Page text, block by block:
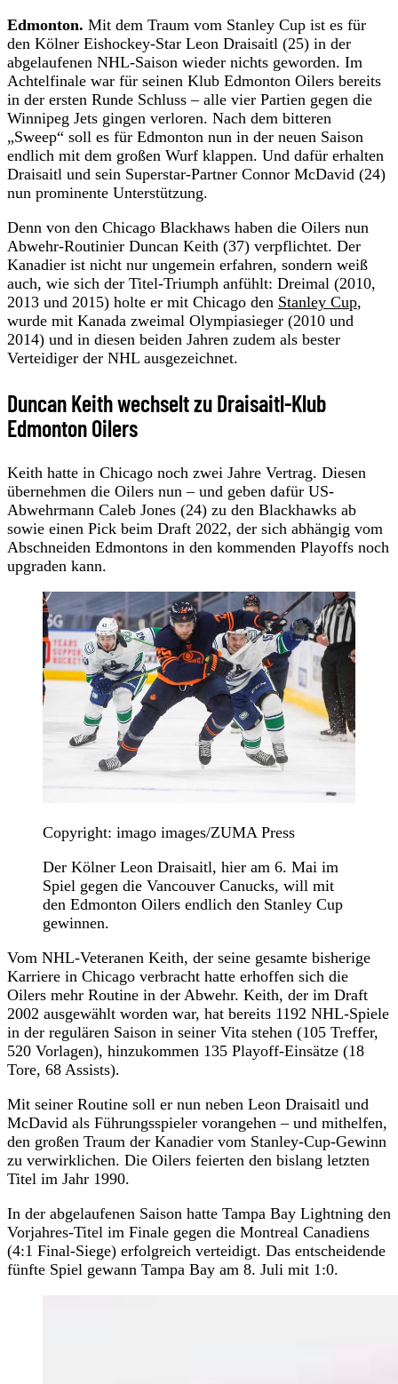
Edmonton. Mit dem Traum vom Stanley Cup ist es für
den Kölner Eishockey-Star Leon Draisaitl (25) in der
abgelaufenen NHL-Saison wieder nichts geworden. Im
Achtelfinale war für seinen Klub Edmonton Oilers bereits
in der ersten Runde Schluss – alle vier Partien gegen die
Winnipeg Jets gingen verloren. Nach dem bitteren
„Sweep“ soll es für Edmonton nun in der neuen Saison
endlich mit dem großen Wurf klappen. Und dafür erhalten
Draisaitl und sein Superstar-Partner Connor McDavid (24)
nun prominente Unterstützung.
Denn von den Chicago Blackhaws haben die Oilers nun
Abwehr-Routinier Duncan Keith (37) verpflichtet. Der
Kanadier ist nicht nur ungemein erfahren, sondern weiß
auch, wie sich der Titel-Triumph anfühlt: Dreimal (2010,
2013 und 2015) holte er mit Chicago den Stanley Cup,
wurde mit Kanada zweimal Olympiasieger (2010 und
2014) und in diesen beiden Jahren zudem als bester
Verteidiger der NHL ausgezeichnet.
Duncan Keith wechselt zu Draisaitl-Klub
Edmonton Oilers
Keith hatte in Chicago noch zwei Jahre Vertrag. Diesen
übernehmen die Oilers nun – und geben dafür US-
Abwehrmann Caleb Jones (24) zu den Blackhawks ab
sowie einen Pick beim Draft 2022, der sich abhängig vom
Abschneiden Edmontons in den kommenden Playoffs noch
upgraden kann.
Copyright: imago images/ZUMA Press
Der Kölner Leon Draisaitl, hier am 6. Mai im
Spiel gegen die Vancouver Canucks, will mit
den Edmonton Oilers endlich den Stanley Cup
gewinnen.
Vom NHL-Veteranen Keith, der seine gesamte bisherige
Karriere in Chicago verbracht hatte erhoffen sich die
Oilers mehr Routine in der Abwehr. Keith, der im Draft
2002 ausgewählt worden war, hat bereits 1192 NHL-Spiele
in der regulären Saison in seiner Vita stehen (105 Treffer,
520 Vorlagen), hinzukommen 135 Playoff-Einsätze (18
Tore, 68 Assists).
Mit seiner Routine soll er nun neben Leon Draisaitl und
McDavid als Führungsspieler vorangehen – und mithelfen,
den großen Traum der Kanadier vom Stanley-Cup-Gewinn
zu verwirklichen. Die Oilers feierten den bislang letzten
Titel im Jahr 1990.
In der abgelaufenen Saison hatte Tampa Bay Lightning den
Vorjahres-Titel im Finale gegen die Montreal Canadiens
(4:1 Final-Siege) erfolgreich verteidigt. Das entscheidende
fünfte Spiel gewann Tampa Bay am 8. Juli mit 1:0.